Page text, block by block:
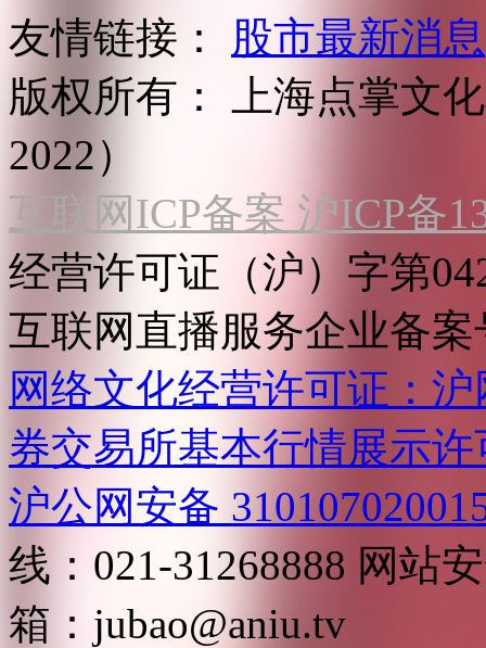
友情链接：
股市最新消息
版权所有：
上海点掌文
2022）
互联网ICP备案 沪ICP备
经营许可证（沪）字第
互联网直播服务企业备案
网络文化经营许可证：
券交易所基本行情展示许
沪公网安备
线：021-31268888 网站
箱： jubao@aniu.tv